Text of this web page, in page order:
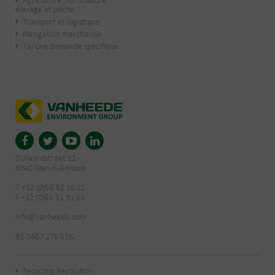
élevage et pêche
Transport et logistique
Navigation marchande
J'ai une demande spécifique
Dullaardstraat 11
8940 Wervik-Geluwe
T +32 (0)56 52 16 21
F +32 (0)56 51 91 63
info@vanheede.com
BE 0467.276.516
Recycling Revolution